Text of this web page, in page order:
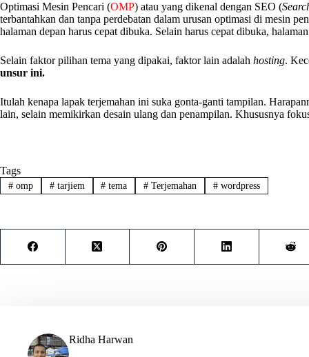
Optimasi Mesin Pencari (OMP) atau yang dikenal dengan SEO (
terbantahkan dan tanpa perdebatan dalam urusan optimasi di mesin
halaman depan harus cepat dibuka. Selain harus cepat dibuka,
Selain faktor pilihan tema yang dipakai, faktor lain adalah hosting.
unsur ini.
Itulah kenapa lapak terjemahan ini suka gonta-ganti tampilan.
lain, selain memikirkan desain ulang dan penampilan. Khususnya
Tags
#omp #tarjiem # tema # Terjemahan # wordpress
Ridha Harwan